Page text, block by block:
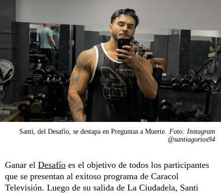
Santi, del Desafío, se destapa en Preguntas a Muerte.
Foto: Instagram
@santiagorios94
Ganar el Desafío es el objetivo de todos los participantes
que se presentan al exitoso programa de Caracol
Televisión. Luego de su salida de La Ciudadela, Santi